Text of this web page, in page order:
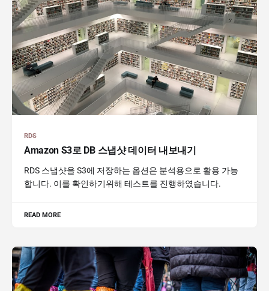
RDS
Amazon S3로 DB 스냅샷 데이터 내보내기
RDS 스냅샷을 S3에 저장하는 옵션은 분석용으로 활용 가능
합니다. 이를 확인하기위해 테스트를 진행하였습니다.
READ MORE